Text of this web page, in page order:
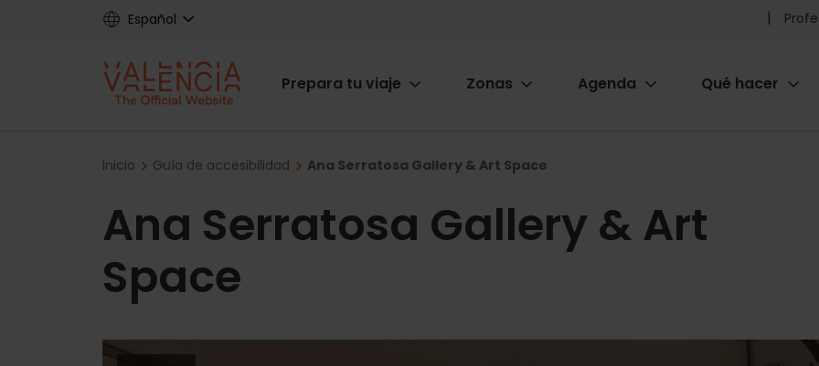
Español
Main
Prepara tu viaje Zonas Agenda Qué hacer
Breadcrumb
Inicio Guía de accesibilidad Ana Serratosa Gallery & Art Space
Ana Serratosa Gallery & Art
Space